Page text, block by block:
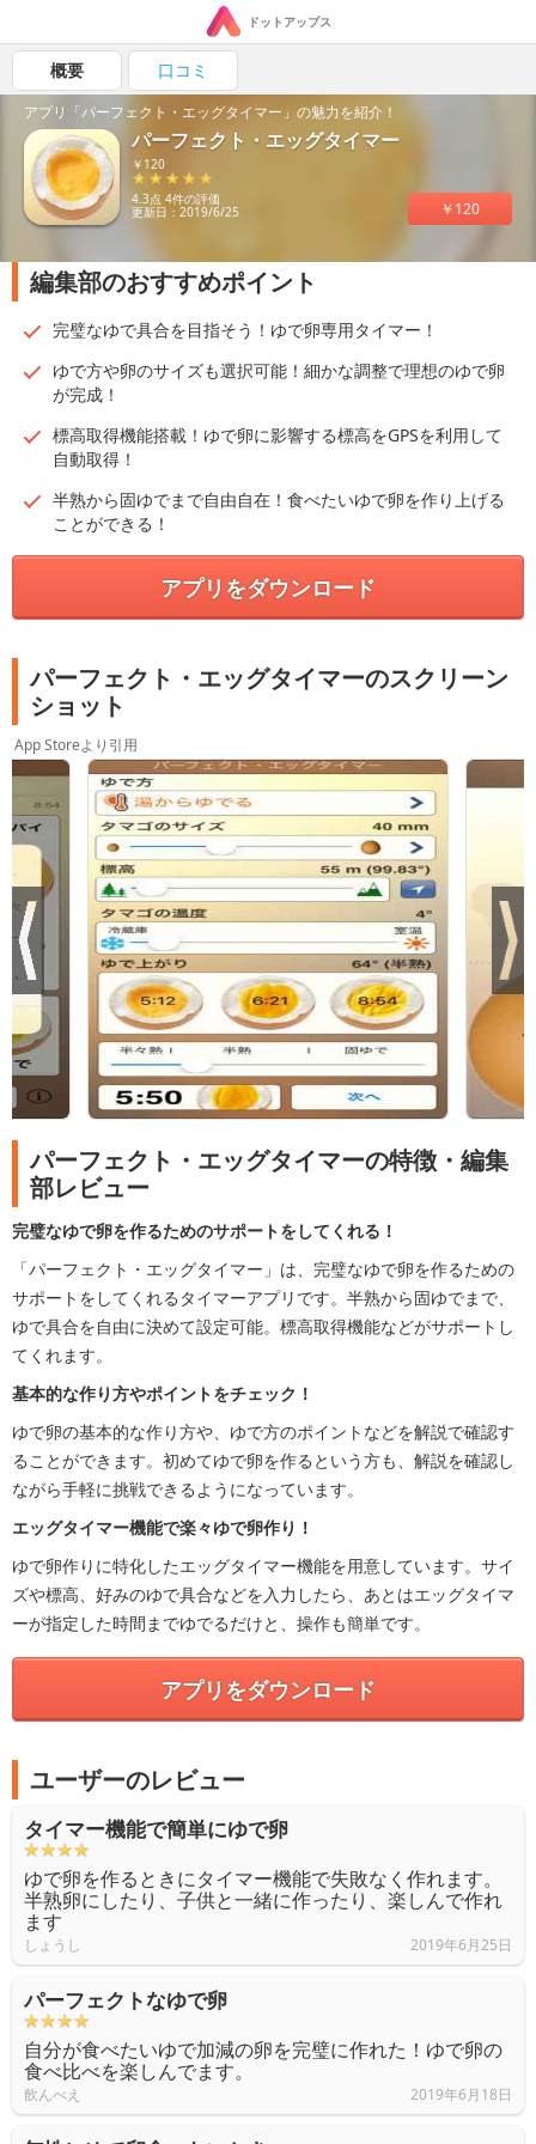
ドットアップス
概要 口コミ
アプリ「パーフェクト・エッグタイマー」の魅力を紹介！
パーフェクト・エッグタイマー
￥120
4.3点 4件の評価
更新日：2019/6/25 ￥120
編集部のおすすめポイント
完璧なゆで具合を目指そう！ゆで卵専用タイマー！
ゆで方や卵のサイズも選択可能！細かな調整で理想のゆで卵
が完成！
標高取得機能搭載！ゆで卵に影響する標高をGPSを利用して
自動取得！
半熟から固ゆでまで自由自在！食べたいゆで卵を作り上げる
ことができる！
アプリをダウンロード
パーフェクト・エッグタイマーのスクリーン
ショット
App Storeより引用
パーフェクト・エッグタイマーの特徴・編集
部レビュー
完璧なゆで卵を作るためのサポートをしてくれる！
「パーフェクト・エッグタイマー」は、完璧なゆで卵を作るための
サポートをしてくれるタイマーアプリです。半熟から固ゆでまで、
ゆで具合を自由に決めて設定可能。標高取得機能などがサポートし
てくれます。
基本的な作り方やポイントをチェック！
ゆで卵の基本的な作り方や、ゆで方のポイントなどを解説で確認す
ることができます。初めてゆで卵を作るという方も、解説を確認し
ながら手軽に挑戦できるようになっています。
エッグタイマー機能で楽々ゆで卵作り！
ゆで卵作りに特化したエッグタイマー機能を用意しています。サイ
ズや標高、好みのゆで具合などを入力したら、あとはエッグタイマ
ーが指定した時間までゆでるだけと、操作も簡単です。
アプリをダウンロード
ユーザーのレビュー
タイマー機能で簡単にゆで卵
ゆで卵を作るときにタイマー機能で失敗なく作れます。
半熟卵にしたり、子供と一緒に作ったり、楽しんで作れ
ます
しょうし 2019年6月25日
パーフェクトなゆで卵
自分が食べたいゆで加減の卵を完璧に作れた！ゆで卵の
食べ比べを楽しんでます。
飲んべえ 2019年6月18日